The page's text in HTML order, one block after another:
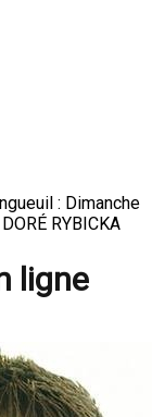
: Dimanche
RYBICKA
ligne